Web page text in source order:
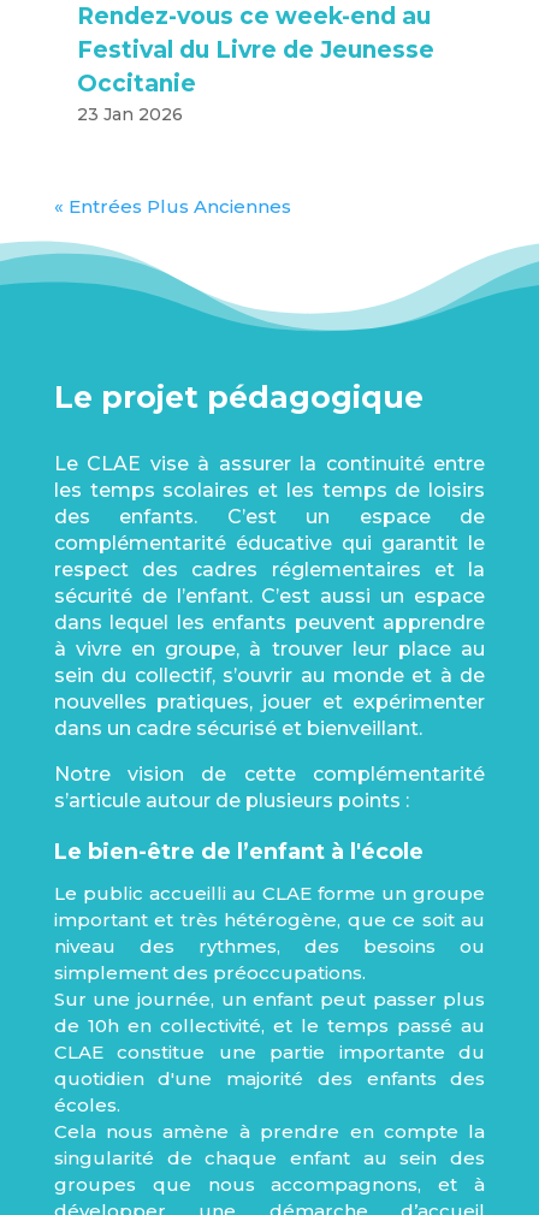
Rendez-vous ce week-end au
Festival du Livre de Jeunesse
Occitanie
23 Jan 2026
« Entrées Plus Anciennes
Le projet pédagogique
Le CLAE vise à assurer la continuité entre
les temps scolaires et les temps de loisirs
des enfants. C’est un espace de
complémentarité éducative qui garantit le
respect des cadres réglementaires et la
sécurité de l’enfant. C’est aussi un espace
dans lequel les enfants peuvent apprendre
à vivre en groupe, à trouver leur place au
sein du collectif, s’ouvrir au monde et à de
nouvelles pratiques, jouer et expérimenter
dans un cadre sécurisé et bienveillant.
Notre vision de cette complémentarité
s’articule autour de plusieurs points :
Le bien-être de l’enfant à l'école
Le public accueilli au CLAE forme un groupe
important et très hétérogène, que ce soit au
niveau des rythmes, des besoins ou
simplement des préoccupations.
Sur une journée, un enfant peut passer plus
de 10h en collectivité, et le temps passé au
CLAE constitue une partie importante du
quotidien d'une majorité des enfants des
écoles.
Cela nous amène à prendre en compte la
singularité de chaque enfant au sein des
groupes que nous accompagnons, et à
développer une démarche d’accueil